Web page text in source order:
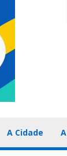
A Cidade